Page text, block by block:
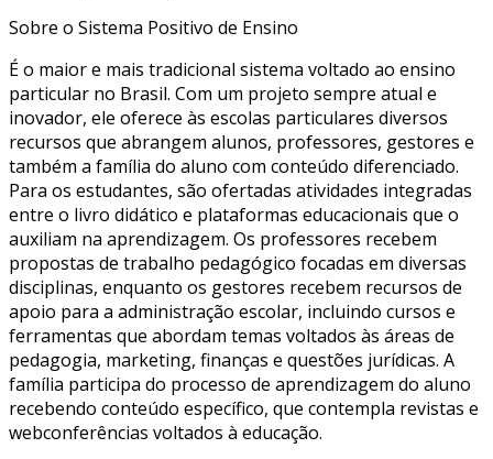
Sobre o Sistema Positivo de Ensino
É o maior e mais tradicional sistema voltado ao ensino
particular no Brasil. Com um projeto sempre atual e
inovador, ele oferece às escolas particulares diversos
recursos que abrangem alunos, professores, gestores e
também a família do aluno com conteúdo diferenciado.
Para os estudantes, são ofertadas atividades integradas
entre o livro didático e plataformas educacionais que o
auxiliam na aprendizagem. Os professores recebem
propostas de trabalho pedagógico focadas em diversas
disciplinas, enquanto os gestores recebem recursos de
apoio para a administração escolar, incluindo cursos e
ferramentas que abordam temas voltados às áreas de
pedagogia, marketing, finanças e questões jurídicas. A
família participa do processo de aprendizagem do aluno
recebendo conteúdo específico, que contempla revistas e
webconferências voltados à educação.